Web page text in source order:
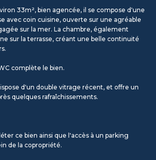
33m², bien agencée, il se compose d'une
avec coin cuisine, ouverte sur une agréable
sur la mer. La chambre, également
sur la terrasse, créant une belle continuité
complète le bien.
d'un double vitrage récent, et offre un
quelques rafraîchissements.
ce bien ainsi que l'accès à un parking
de la copropriété.